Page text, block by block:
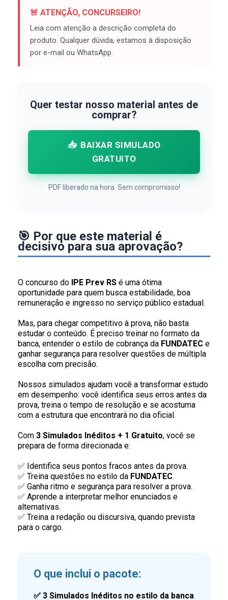
🚨 ATENÇÃO, CONCURSEIRO!
Leia com atenção a descrição completa do
produto. Qualquer dúvida, estamos à disposição
por e-mail ou WhatsApp.
Quer testar nosso material antes de
comprar?
📥 BAIXAR SIMULADO
GRATUITO
PDF liberado na hora. Sem compromisso!
🎯 Por que este material é
decisivo para sua aprovação?
O concurso do IPE Prev RS é uma ótima
oportunidade para quem busca estabilidade, boa
remuneração e ingresso no serviço público estadual.
Mas, para chegar competitivo à prova, não basta
estudar o conteúdo. É preciso treinar no formato da
banca, entender o estilo de cobrança da FUNDATEC e
ganhar segurança para resolver questões de múltipla
escolha com precisão.
Nossos simulados ajudam você a transformar estudo
em desempenho: você identifica seus erros antes da
prova, treina o tempo de resolução e se acostuma
com a estrutura que encontrará no dia oficial.
Com 3 Simulados Inéditos + 1 Gratuito, você se
prepara de forma direcionada e:
✅ Identifica seus pontos fracos antes da prova.
✅ Treina questões no estilo da FUNDATEC.
✅ Ganha ritmo e segurança para resolver a prova.
✅ Aprende a interpretar melhor enunciados e
alternativas.
✅ Treina a redação ou discursiva, quando prevista
para o cargo.
O que inclui o pacote:
✅ 3 Simulados Inéditos no estilo da banca